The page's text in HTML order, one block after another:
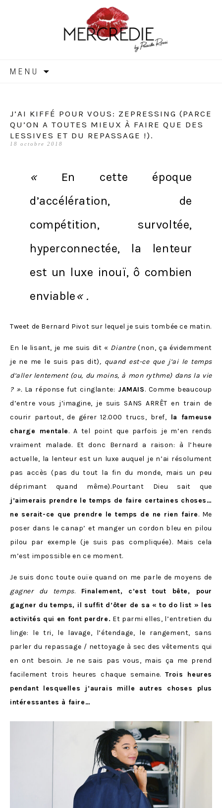
MERCREDIE
MENU
J’AI KIFFÉ POUR VOUS: ZEPRESSING (PARCE
QU’ON A TOUTES MIEUX À FAIRE QUE DES
LESSIVES ET DU REPASSAGE !).
18 octobre 2018
« En cette époque
d’accélération, de
compétition, survoltée,
hyperconnectée, la lenteur
est un luxe inouï, ô combien
enviable« .
Tweet de Bernard Pivot sur lequel je suis tombée ce matin.
En le lisant, je me suis dit « Diantre(non, ça évidemment
je ne me le suis pas dit), quand est-ce que j’ai le temps
d’aller lentement (ou, du moins, à mon rythme) dans la vie
? ».La réponse fut cinglante: JAMAIS. Comme beaucoup
d’entre vous j’imagine, je suis SANS ARRÊT en train de
courir partout, de gérer 12.000 trucs, bref, la fameuse
charge mentale. A tel point que parfois je m’en rends
vraiment malade. Et donc Bernard a raison: à l’heure
actuelle, la lenteur est un luxe auquel je n’ai résolument
pas accès (pas du tout la fin du monde, mais un peu
déprimant quand même).Pourtant Dieu sait que
j’aimerais prendre le temps de faire certaines choses…
ne serait-ce que prendre le temps de ne rien faire. Me
poser dans le canap’ et manger un cordon bleu en pilou
pilou par exemple (je suis pas compliquée). Mais cela
m’est impossible en ce moment.
Je suis donc toute ouïe quand on me parle de moyens de
gagner du temps. Finalement, c’est tout bête, pour
gagner du temps, il suffit d’ôter de sa « to do list » les
activités qui en font perdre. Et parmi elles, l’entretien du
linge: le tri, le lavage, l’étendage, le rangement, sans
parler du repassage / nettoyage à sec des vêtements qui
en ont besoin. Je ne sais pas vous, mais ça me prend
facilement trois heures chaque semaine.Trois heures
pendant lesquelles j’aurais mille autres choses plus
intéressantes à faire…